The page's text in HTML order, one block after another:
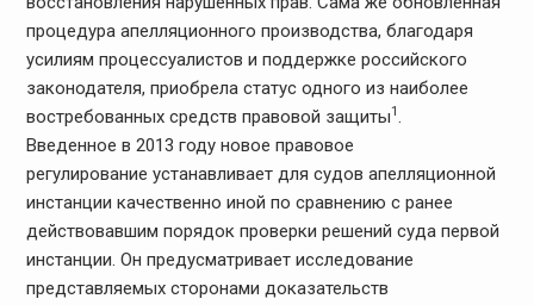
процедура апелляционного производства, благодаря
усилиям процессуалистов и поддержке российского
законодателя, приобрела статус одного из наиболее
востребованных средств правовой защиты1.
Введенное в 2013 году новое правовое
регулирование устанавливает для судов апелляционной
инстанции качественно иной по сравнению с ранее
действовавшим порядок проверки решений суда первой
инстанции. Он предусматривает исследование
представляемых сторонами доказательств